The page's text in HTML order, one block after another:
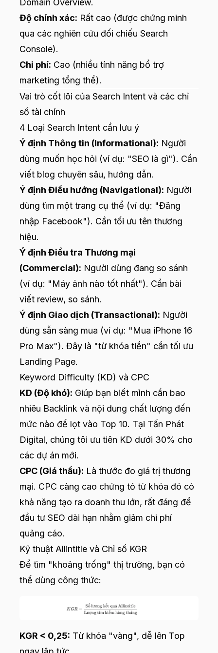
Độ chính xác: Rất cao (được chứng minh
qua các nghiên cứu đối chiếu Search
Console).
Chi phí: Cao (nhiều tính năng bổ trợ
marketing tổng thể).
Vai trò cốt lõi của Search Intent và các chỉ
số tài chính
4 Loại Search Intent cần lưu ý
Ý định Thông tin (Informational): Người
dùng muốn học hỏi (ví dụ: "SEO là gì"). Cần
viết blog chuyên sâu, hướng dẫn.
Ý định Điều hướng (Navigational): Người
dùng tìm một trang cụ thể (ví dụ: "Đăng
nhập Facebook"). Cần tối ưu tên thương
hiệu.
Ý định Điều tra Thương mại
(Commercial): Người dùng đang so sánh
(ví dụ: "Máy ảnh nào tốt nhất"). Cần bài
viết review, so sánh.
Ý định Giao dịch (Transactional): Người
dùng sẵn sàng mua (ví dụ: "Mua iPhone 16
Pro Max"). Đây là "từ khóa tiền" cần tối ưu
Landing Page.
Keyword Difficulty (KD) và CPC
KD (Độ khó): Giúp bạn biết mình cần bao
nhiêu Backlink và nội dung chất lượng đến
mức nào để lọt vào Top 10. Tại Tấn Phát
Digital, chúng tôi ưu tiên KD dưới 30% cho
các dự án mới.
CPC (Giá thầu): Là thước đo giá trị thương
mại. CPC càng cao chứng tỏ từ khóa đó có
khả năng tạo ra doanh thu lớn, rất đáng để
đầu tư SEO dài hạn nhằm giảm chi phí
quảng cáo.
Kỹ thuật Allintitle và Chỉ số KGR
Để tìm "khoảng trống" thị trường, bạn có
thể dùng công thức:
KGR < 0,25: Từ khóa "vàng", dễ lên Top